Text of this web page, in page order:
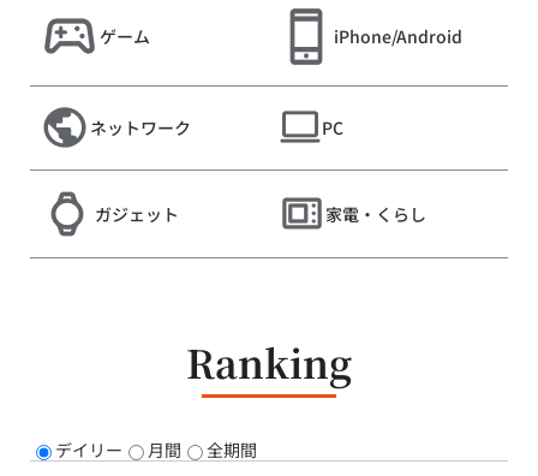
ゲーム iPhone/Android
ネットワーク PC
ガジェット 家電・くらし
Ranking
デイリー 月間 全期間